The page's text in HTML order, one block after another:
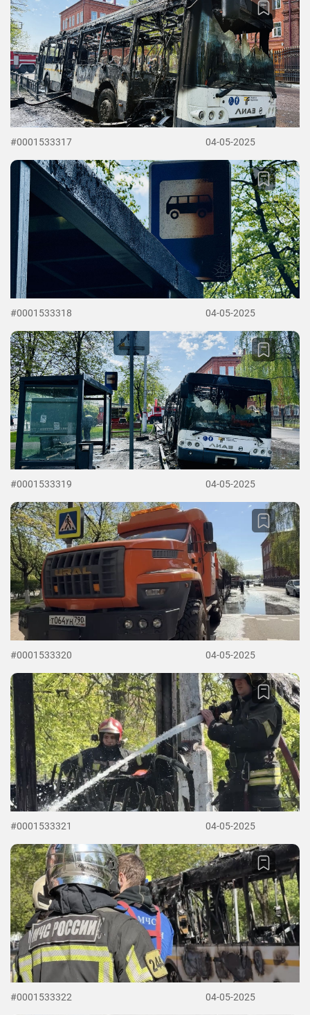
#0001533317 04-05-2025
#0001533318 04-05-2025
#0001533319 04-05-2025
#0001533320 04-05-2025
#0001533321 04-05-2025
#0001533322 04-05-2025